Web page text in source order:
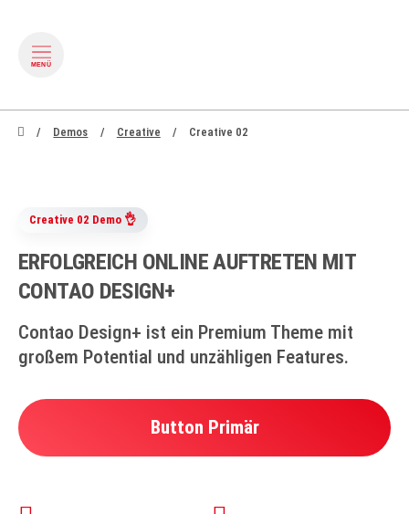
MENÜ
zum Inhalt springen
Demos Creative Creative 02
Creative 02 Demo 👌
ERFOLGREICH ONLINE AUFTRETEN MIT
CONTAO DESIGN+
Contao Design+ ist ein Premium Theme mit
großem Potential und unzähligen Features.
Button Primär